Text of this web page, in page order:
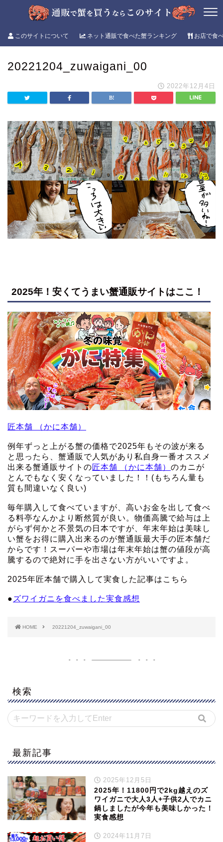
このサイトについて ネット通販で食べた蟹ランキング お店で食
20221204_zuwaigani_00
2022年12月4日
2025年！安くてうまい蟹通販サイトはここ！
匠本舗 （かに本舗）
例年ずっと上がる蟹の価格で2025年もその波が来る
と思ったら、蟹通販で人気があり私自身一番オススメ
出来る蟹通販サイトの匠本舗 （かに本舗） のカニが
とんでもなく安くなっていました！！(もちろん量も
質も間違いなく良い)
毎年購入して食べていますが、高いお金を出して食べ
る料亭なんかより断然質が良い。物価高騰で給与は上
がらず何かと不景気の日本ですが、年末年始は美味し
い蟹をお得に購入出来るのが蟹通販最大手の匠本舗だ
からです！スーパーや市場は年末年始は蟹の値段が高
騰するので絶対に手を出さない方がいいですよ。
2025年匠本舗で購入して実食した記事はこちら
● ズワイガニを食べました実食感想
HOME 20221204_zuwaigani_00
検索
最新記事
2025年12月5日
2025年！11800円で2kg越えのズ
ワイガニで大人3人+子供2人でカニ
鍋しましたが今年も美味しかった！
実食感想
2024年11月7日